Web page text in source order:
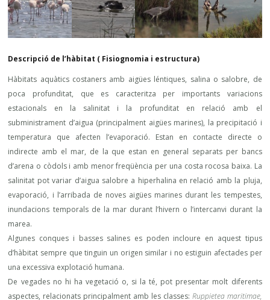
Descripció de l’hàbitat ( Fisiognomia i estructura)
Hàbitats aquàtics costaners amb aigües léntiques, salina o salobre, de
poca profunditat, que es caracteritza per importants variacions
estacionals en la salinitat i la profunditat en relació amb el
subministrament d’aigua (principalment aigües marines), la precipitació i
temperatura que afecten l’evaporació. Estan en contacte directe o
indirecte amb el mar, de la que estan en general separats per bancs
d’arena o còdols i amb menor freqüència per una costa rocosa baixa. La
salinitat pot variar d’aigua salobre a hiperhalina en relació amb la pluja,
evaporació, i l’arribada de noves aigües marines durant les tempestes,
inundacions temporals de la mar durant l’hivern o l’intercanvi durant la
marea.
Algunes conques i basses salines es poden incloure en aquest tipus
d’hàbitat sempre que tinguin un origen similar i no estiguin afectades per
una excessiva explotació humana.
De vegades no hi ha vegetació o, si la té, pot presentar molt diferents
aspectes, relacionats principalment amb les classes: Ruppietea maritimae,